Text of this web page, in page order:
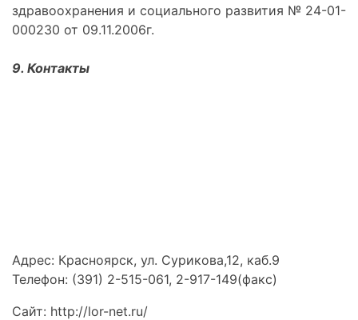
здравоохранения и социального развития № 24-01-
000230 от 09.11.2006г.
9. Контакты
Адрес: Красноярск, ул. Сурикова,12, каб.9
Телефон: (391) 2-515-061, 2-917-149(факс)
Сайт: http://lor-net.ru/